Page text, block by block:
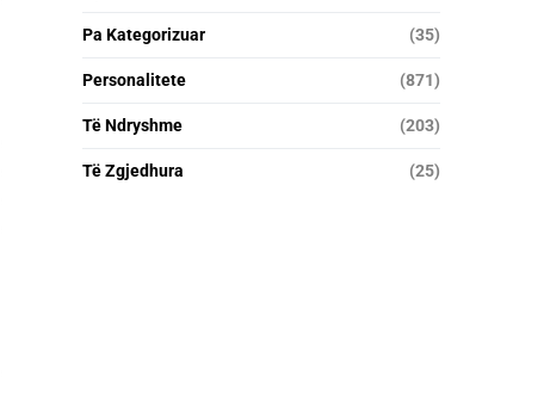
Pa Kategorizuar (35)
Personalitete (871)
Të Ndryshme (203)
Të Zgjedhura (25)